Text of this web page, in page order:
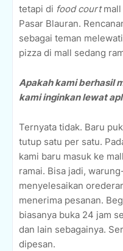
tetapi di food courtmall
Pasar Blauran.
sebagai teman
pizza di mall sedang
Apakah kami berhasil
kami inginkan lewat
Ternyata tidak. Baru
tutup satu per satu.
kami baru masuk ke
ramai. Bisa jadi,
menyelesaikan
menerima pesanan.
biasanya buka 24 jam
dan lain sebagainya.
dipesan.